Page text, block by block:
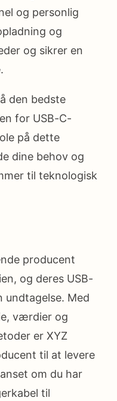
og personlig
og
og sikrer en
den bedste
for USB-C-
på dette
dine behov og
til teknologisk
producent
og deres USB-
Med
værdier og
er XYZ
til at levere
om du har
til